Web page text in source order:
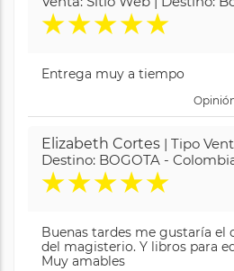
★★★★★
Entrega muy a tiempo
Elizabeth Cortes | Tipo
Destino: BOGOTA -
★★★★★
Buenas tardes me gustaría el
del magisterio. Y libros para
Muy amables